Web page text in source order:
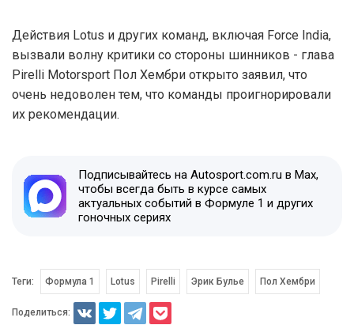
Действия Lotus и других команд, включая Force India,
вызвали волну критики со стороны шинников - глава
Pirelli Motorsport Пол Хембри открыто заявил, что
очень недоволен тем, что команды проигнорировали
их рекомендации.
Подписывайтесь на Autosport.com.ru в Max,
чтобы всегда быть в курсе самых
актуальных событий в Формуле 1 и других
гоночных сериях
Теги: Формула 1 Lotus Pirelli Эрик Булье Пол Хембри
Поделиться: